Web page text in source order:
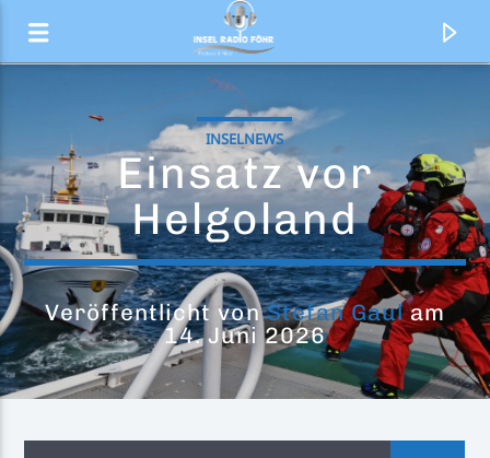
Der Top 20 Countdown
INSELNEWS
Einsatz vor
Helgoland
Veröffentlicht vonStefan Gaulam
14. Juni 2026